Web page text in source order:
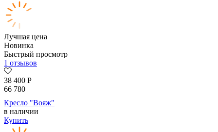
Лучшая цена
Новинка
Быстрый просмотр
1 отзывов
38 400 Р
66 780
Кресло "Вояж"
в наличии
Купить